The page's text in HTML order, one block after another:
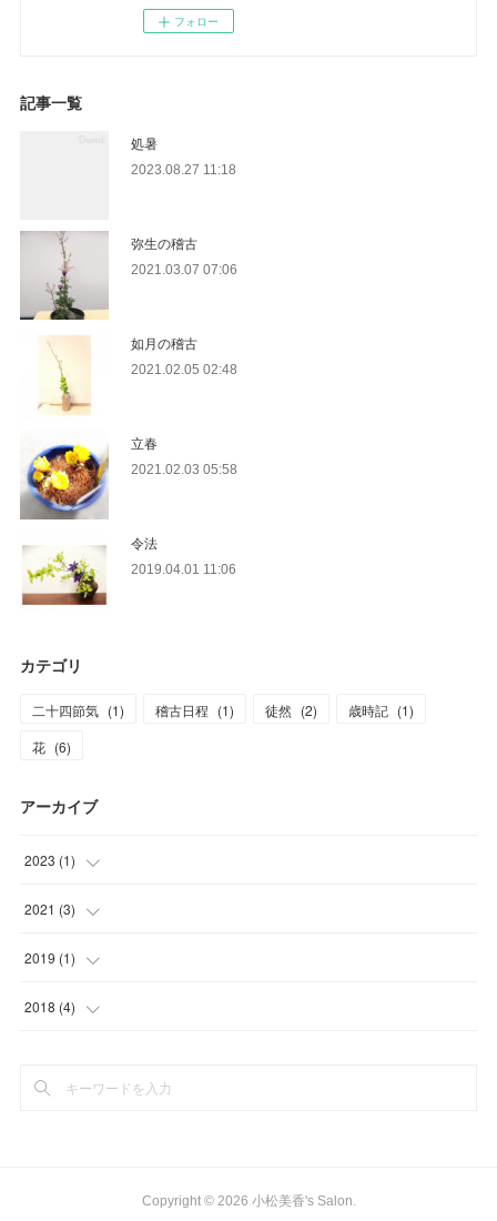
フォロー
記事一覧
処暑
2023.08.27 11:18
弥生の稽古
2021.03.07 07:06
如月の稽古
2021.02.05 02:48
立春
2021.02.03 05:58
令法
2019.04.01 11:06
カテゴリ
二十四節気 (1) 稽古日程 (1) 徒然 (2) 歳時記 (1)
花 (6)
アーカイブ
2023 (1)
( )
2021 (3)
( )
( )
2019 (1)
( )
2018 (4)
Copyright © 2026 小松美香's Salon.